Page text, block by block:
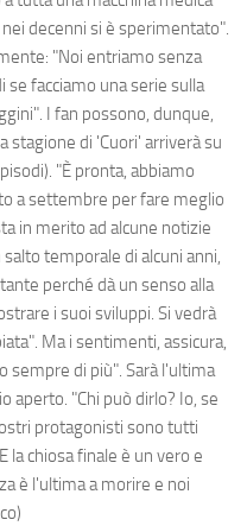
decenni si è sperimentato".
"Noi entriamo senza
se facciamo una serie sulla
I fan possono, dunque,
stagione di 'Cuori' arriverà su
"È pronta, abbiamo
a settembre per fare meglio
in merito ad alcune notizie
temporale di alcuni anni,
perché dà un senso alla
i suoi sviluppi. Si vedrà
Ma i sentimenti, assicura,
sempre di più". Sarà l'ultima
aperto. "Chi può dirlo? Io, se
protagonisti sono tutti
la chiosa finale è un vero e
è l'ultima a morire e noi